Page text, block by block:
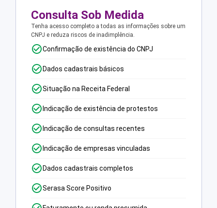
Consulta Sob Medida
Tenha acesso completo a todas as informações sobre um
CNPJ e reduza riscos de inadimplência.
Confirmação de existência do CNPJ
Dados cadastrais básicos
Situação na Receita Federal
Indicação de existência de protestos
Indicação de consultas recentes
Indicação de empresas vinculadas
Dados cadastrais completos
Serasa Score Positivo